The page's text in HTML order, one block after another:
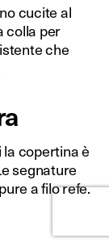
cucite al
colla per
che
copertina è
segnature
a filo refe.